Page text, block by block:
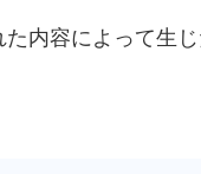
内容によって生